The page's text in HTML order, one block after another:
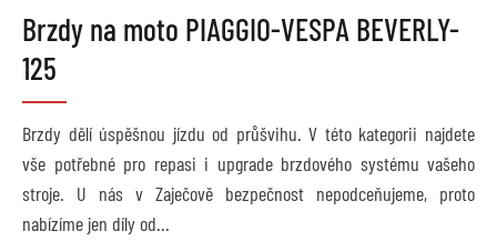
Brzdy na moto PIAGGIO-VESPA BEVERLY-
125
Brzdy dělí úspěšnou jízdu od průšvihu. V této kategorii najdete
vše potřebné pro repasi i upgrade brzdového systému vašeho
stroje. U nás v Zaječově bezpečnost nepodceňujeme, proto
nabízíme jen díly od